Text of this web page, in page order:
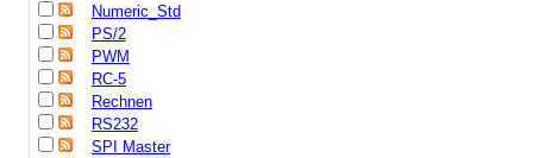
Numeric_Std
PS/2
PWM
RC-5
Rechnen
RS232
SPI Master